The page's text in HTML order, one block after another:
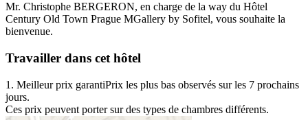
Mr. Christophe BERGERON, en charge de la way du Hôtel
Century Old Town Prague MGallery by Sofitel, vous souhaite la
bienvenue.
Travailler dans cet hôtel
1. Meilleur prix garantiPrix les plus bas observés sur les 7 prochains
jours.
Ces prix peuvent porter sur des types de chambres différents.